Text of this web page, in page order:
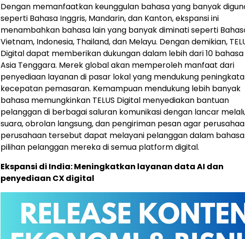
Dengan memanfaatkan keunggulan bahasa yang banyak
seperti Bahasa Inggris, Mandarin, dan Kanton, ekspansi ini
menambahkan bahasa lain yang banyak diminati seperti
Vietnam, Indonesia, Thailand, dan Melayu. Dengan demikian,
Digital dapat memberikan dukungan dalam lebih dari 10 bahasa
Asia Tenggara. Merek global akan memperoleh manfaat dari
penyediaan layanan di pasar lokal yang mendukung
kecepatan pemasaran. Kemampuan mendukung lebih banyak
bahasa memungkinkan TELUS Digital menyediakan bantuan
pelanggan di berbagai saluran komunikasi dengan lancar
suara, obrolan langsung, dan pengiriman pesan agar
perusahaan tersebut dapat melayani pelanggan dalam bahasa
pilihan pelanggan mereka di semua platform digital.
Ekspansi di India: Meningkatkan layanan data AI dan
penyediaan CX digital